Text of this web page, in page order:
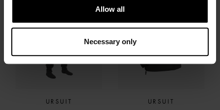
Allow all
Necessary only
URSUIT URSUIT